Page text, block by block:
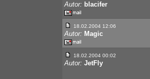
Autor: blacifer
18.02.2004 12:06
Autor: Magic
18.02.2004 00:02
Autor: JetFly